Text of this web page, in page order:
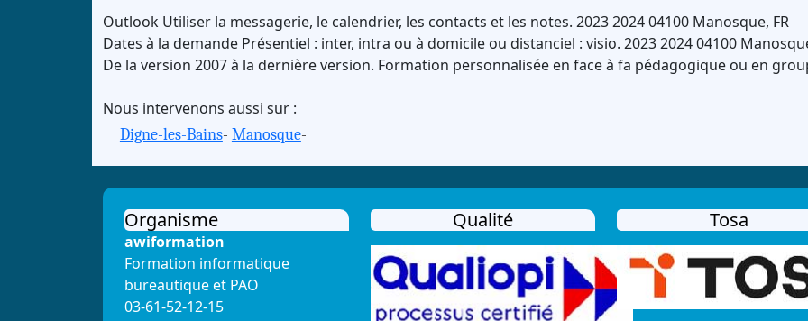
Outlook Utiliser la messagerie, le calendrier, les contacts et les notes. 2023202404100 Manosque, FR
Dates à la demande Présentiel : inter, intra ou à domicile ou distanciel : visio. 2023202404100
De la version 2007 à la dernière version. Formation personnalisée en face à fa pédagogique ou en
Nous intervenons aussi sur :
Digne-les-Bains- Manosque-
Organisme
awiformation
Formation informatique
bureautique et PAO
03-61-52-12-15
Qualité Tosa